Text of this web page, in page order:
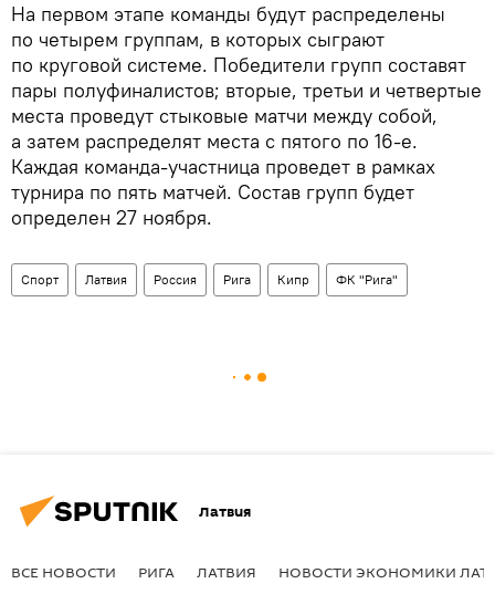
На первом этапе команды будут распределены
по четырем группам, в которых сыграют
по круговой системе. Победители групп составят
пары полуфиналистов; вторые, третьи и четвертые
места проведут стыковые матчи между собой,
а затем распределят места с пятого по 16-е.
Каждая команда-участница проведет в рамках
турнира по пять матчей. Состав групп будет
определен 27 ноября.
Спорт Латвия Россия Рига Кипр ФК "Рига"
Латвия
ВСЕ НОВОСТИ РИГА ЛАТВИЯ НОВОСТИ ЭКОНОМИКИ